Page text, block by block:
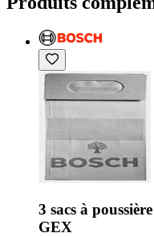
3 sacs à
GEX